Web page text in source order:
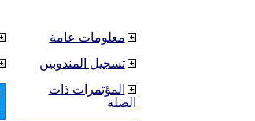
معلومات عامة
تسجيل المندوبين
المؤتمرات ذات
الصلة